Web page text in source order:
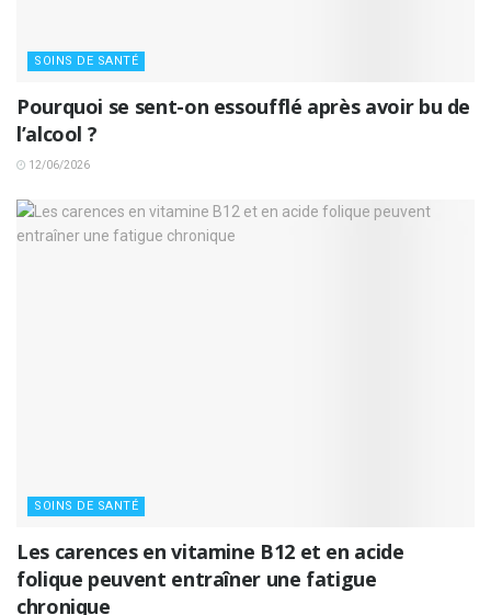
SOINS DE SANTÉ
Pourquoi se sent-on essoufflé après avoir bu de
l’alcool ?
12/06/2026
SOINS DE SANTÉ
Les carences en vitamine B12 et en acide
folique peuvent entraîner une fatigue
chronique